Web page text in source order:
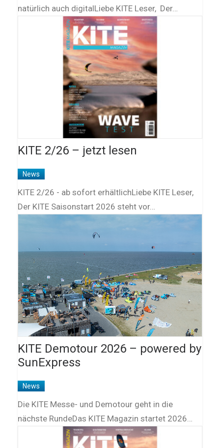
natürlich auch digitalLiebe KITE Leser, Der…
KITE 2/26 – jetzt lesen
News
KITE 2/26 - ab sofort erhältlichLiebe KITE Leser,
Der KITE Saisonstart 2026 steht vor…
KITE Demotour 2026 – powered by
SunExpress
News
Die KITE Messe- und Demotour geht in die
nächste RundeDas KITE Magazin startet 2026…